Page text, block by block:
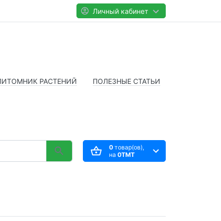
Личный кабинет
РАСТЕНИЙ ПОЛЕЗНЫЕ СТАТЬИ
0товар(ов),
на 0TMT